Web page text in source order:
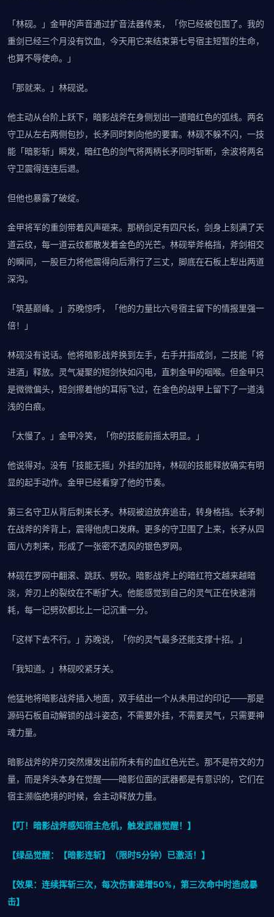
「林砚。」金甲的声音通过扩音法器传来，「你已经被包围了。我的
重剑已经三个月没有饮血，今天用它来结束第七号宿主短暂的生命，
也算不辱使命。」
「那就来。」林砚说。
他主动从台阶上跃下，暗影战斧在身侧划出一道暗红色的弧线。两名
守卫从左右两侧包抄，长矛同时刺向他的要害。林砚不躲不闪，一技
能「暗影斩」瞬发，暗红色的剑气将两柄长矛同时斩断，余波将两名
守卫震得连连后退。
但他也暴露了破绽。
金甲将军的重剑带着风声砸来。那柄剑足有四尺长，剑身上刻满了天
道云纹，每一道云纹都散发着金色的光芒。林砚举斧格挡，斧剑相交
的瞬间，一股巨力将他震得向后滑行了三丈，脚底在石板上犁出两道
深沟。
「筑基巅峰。」苏晚惊呼，「他的力量比六号宿主留下的情报里强一
倍！」
林砚没有说话。他将暗影战斧换到左手，右手并指成剑，二技能「将
进酒」释放。灵气凝聚的短剑快如闪电，直刺金甲的咽喉。但金甲只
是微微偏头，短剑擦着他的耳际飞过，在金色的战甲上留下了一道浅
浅的白痕。
「太慢了。」金甲冷笑，「你的技能前摇太明显。」
他说得对。没有「技能无摇」外挂的加持，林砚的技能释放确实有明
显的起手动作。金甲已经看穿了他的节奏。
第三名守卫从背后刺来长矛。林砚被迫放弃追击，转身格挡。长矛刺
在战斧的斧背上，震得他虎口发麻。更多的守卫围了上来，长矛从四
面八方刺来，形成了一张密不透风的银色罗网。
林砚在罗网中翻滚、跳跃、劈砍。暗影战斧上的暗红符文越来越暗
淡，斧刃上的裂纹在不断扩大。他能感觉到自己的灵气正在快速消
耗，每一记劈砍都比上一记沉重一分。
「这样下去不行。」苏晚说，「你的灵气最多还能支撑十招。」
「我知道。」林砚咬紧牙关。
他猛地将暗影战斧插入地面，双手结出一个从未用过的印记——那是
源码石板自动解锁的战斗姿态，不需要外挂，不需要灵气，只需要神
魂力量。
暗影战斧的斧刃突然爆发出前所未有的血红色光芒。那不是符文的力
量，而是斧头本身在觉醒——暗影位面的武器都是有意识的，它们在
宿主濒临绝境的时候，会主动释放力量。
【叮！暗影战斧感知宿主危机，触发武器觉醒！】
【绿品觉醒：【暗影连斩】（限时5分钟）已激活！】
【效果：连续挥斩三次，每次伤害递增50%，第三次命中时造成暴
击】